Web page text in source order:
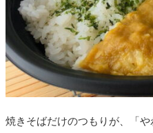
焼きそばだけのつもりが、「